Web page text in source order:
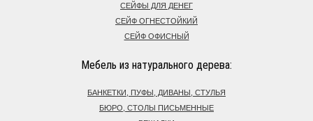
СЕЙФЫ ДЛЯ ДЕНЕГ
СЕЙФ ОГНЕСТОЙКИЙ
СЕЙФ ОФИСНЫЙ
Мебель из натурального дерева:
БАНКЕТКИ, ПУФЫ, ДИВАНЫ, СТУЛЬЯ
БЮРО, СТОЛЫ ПИСЬМЕННЫЕ